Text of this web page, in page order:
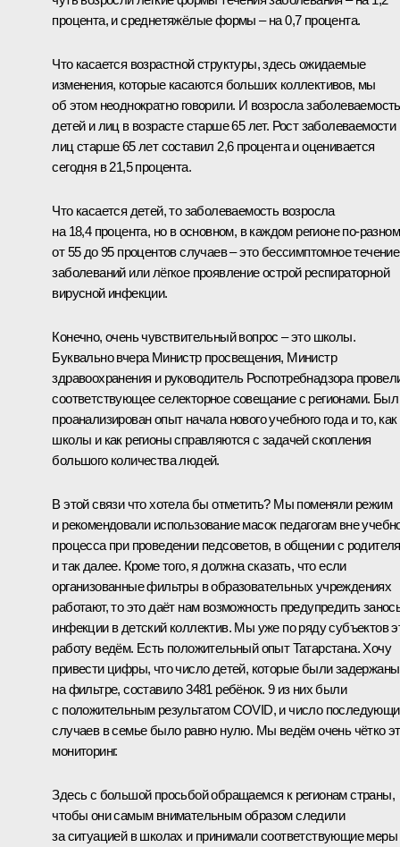
процента, и среднетяжёлые формы – на 0,7 процента.
Что касается возрастной структуры, здесь ожидаемые
изменения, которые касаются больших коллективов, мы
об этом неоднократно говорили. И возросла заболеваемость
детей и лиц в возрасте старше 65 лет. Рост заболеваемости
лиц старше 65 лет составил 2,6 процента и оценивается
сегодня в 21,5 процента.
Что касается детей, то заболеваемость возросла
на 18,4 процента, но в основном, в каждом регионе по-
от 55 до 95 процентов случаев – это бессимптомное течение
заболеваний или лёгкое проявление острой респираторной
вирусной инфекции.
Конечно, очень чувствительный вопрос – это школы.
Буквально вчера Министр просвещения, Министр
здравоохранения и руководитель Роспотребнадзора
соответствующее селекторное совещание с регионами. Был
проанализирован опыт начала нового учебного года и то, как
школы и как регионы справляются с задачей скопления
большого количества людей.
В этой связи что хотела бы отметить? Мы поменяли режим
и рекомендовали использование масок педагогам вне
процесса при проведении педсоветов, в общении с
и так далее. Кроме того, я должна сказать, что если
организованные фильтры в образовательных учреждениях
работают, то это даёт нам возможность предупредить
инфекции в детский коллектив. Мы уже по ряду субъектов
работу ведём. Есть положительный опыт Татарстана. Хочу
привести цифры, что число детей, которые были задержаны
на фильтре, составило 3481 ребёнок. 9 из них были
с положительным результатом COVID, и число
случаев в семье было равно нулю. Мы ведём очень чётко
мониторинг.
Здесь с большой просьбой обращаемся к регионам страны,
чтобы они самым внимательным образом следили
за ситуацией в школах и принимали соответствующие меры